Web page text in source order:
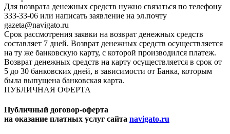
Для возврата денежных средств нужно связаться по телефону
333-33-06 или написать заявление на эл.почту
gazeta@navigato.ru
Срок рассмотрения заявки на возврат денежных средств
составляет 7 дней. Возврат денежных средств осуществляется
на ту же банковскую карту, с которой производился платеж.
Возврат денежных средств на карту осуществляется в срок от
5 до 30 банковских дней, в зависимости от Банка, которым
была выпущена банковская карта.
ПУБЛИЧНАЯ ОФЕРТА
Публичный договор-оферта
на оказание платных услуг сайта navigato.ru